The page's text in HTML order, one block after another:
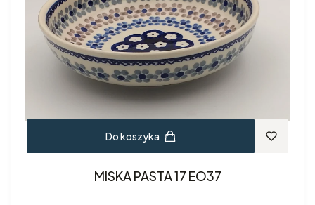
Do koszyka
MISKA PASTA 17 EO37